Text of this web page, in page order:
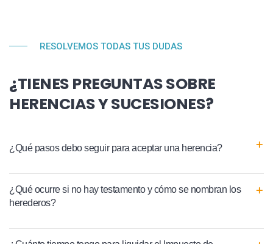
RESOLVEMOS TODAS TUS DUDAS
¿TIENES PREGUNTAS SOBRE
HERENCIAS Y SUCESIONES?
¿Qué pasos debo seguir para aceptar una herencia?
¿Qué ocurre si no hay testamento y cómo se nombran los
herederos?